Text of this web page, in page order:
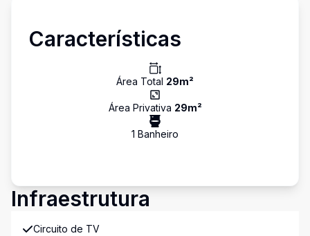
Características
Área Total 29m²
Área Privativa 29m²
1 Banheiro
Infraestrutura
Circuito de TV